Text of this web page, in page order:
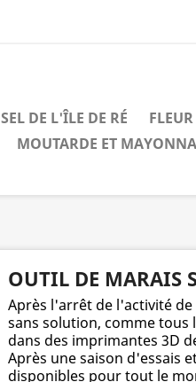
SEL DE L'ÎLE DE RÉ
MOUTARDE ET
OUTIL DE MARAIS
Après l'arrêt de l'activité
sans solution, comme tous
dans des imprimantes 3D
Après une saison d'essais
disponibles pour tout le